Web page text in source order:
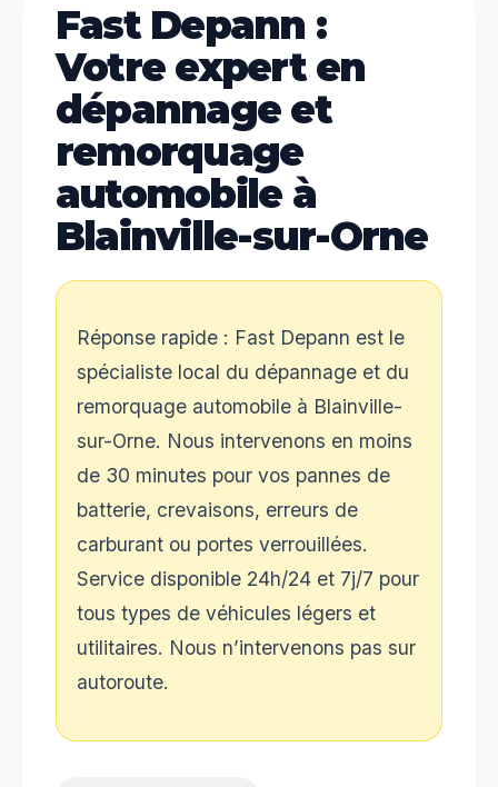
Fast Depann :
Votre expert en
dépannage et
remorquage
automobile à
Blainville-sur-Orne
Réponse rapide : Fast Depann est le
spécialiste local du dépannage et du
remorquage automobile à Blainville-
sur-Orne. Nous intervenons en moins
de 30 minutes pour vos pannes de
batterie, crevaisons, erreurs de
carburant ou portes verrouillées.
Service disponible 24h/24 et 7j/7 pour
tous types de véhicules légers et
utilitaires. Nous n’intervenons pas sur
autoroute.